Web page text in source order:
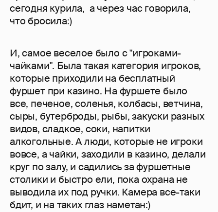
сегодня курила, а через час говорила,
что бросила:)
И, самое веселое было с "игроками-
чайками". Была такая категория игроков,
которые приходили на бесплатный
фуршет при казино. На фуршете было
все, печеное, соленья, колбасы, ветчина,
сыры, бутерброды, рыбы, закуски разных
видов, сладкое, соки, напитки
алкогольные. А люди, которые не игроки
вовсе, а чайки, заходили в казино, делали
круг по залу, и садились за фуршетные
столики и быстро ели, пока охрана не
выводила их под ручки. Камера все-таки
бдит, и на таких глаз наметан:)